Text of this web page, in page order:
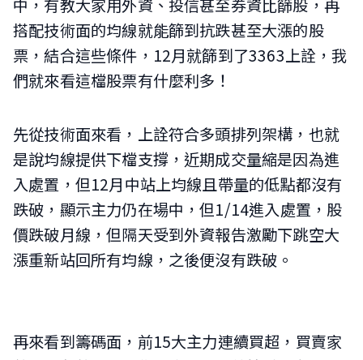
中，有教大家用外資、投信甚至券資比篩股，再
搭配技術面的均線就能篩到抗跌甚至大漲的股
票，結合這些條件，12月就篩到了3363上詮，我
們就來看這檔股票有什麼利多！
先從技術面來看，上詮符合多頭排列架構，也就
是說均線提供下檔支撐，近期成交量縮是因為進
入處置，但12月中站上均線且帶量的低點都沒有
跌破，顯示主力仍在場中，但1/14進入處置，股
價跌破月線，但隔天受到外資報告激勵下跳空大
漲重新站回所有均線，之後便沒有跌破。
再來看到籌碼面，前15大主力連續買超，買賣家